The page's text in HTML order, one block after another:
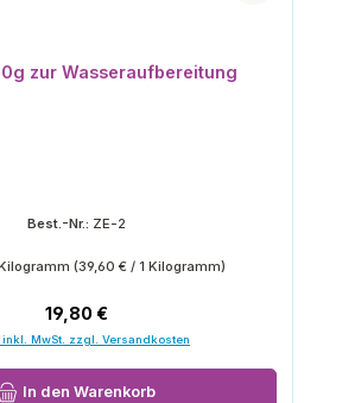
zur Wasseraufbereitung
Best.-Nr.: ZE-2
(39,60 € / 1 Kilogramm)
Regulärer Preis:
19,80 €
inkl. MwSt. zzgl. Versandkosten
In den Warenkorb